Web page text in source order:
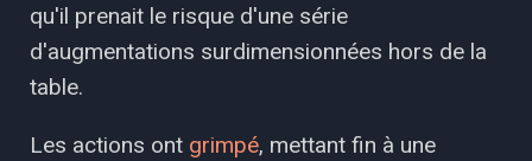
qu'il prenait le risque d'une série
d'augmentations surdimensionnées hors de la
table.
Les actions ont grimpé, mettant fin à une